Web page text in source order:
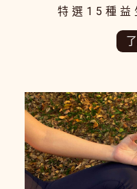
特選15種益